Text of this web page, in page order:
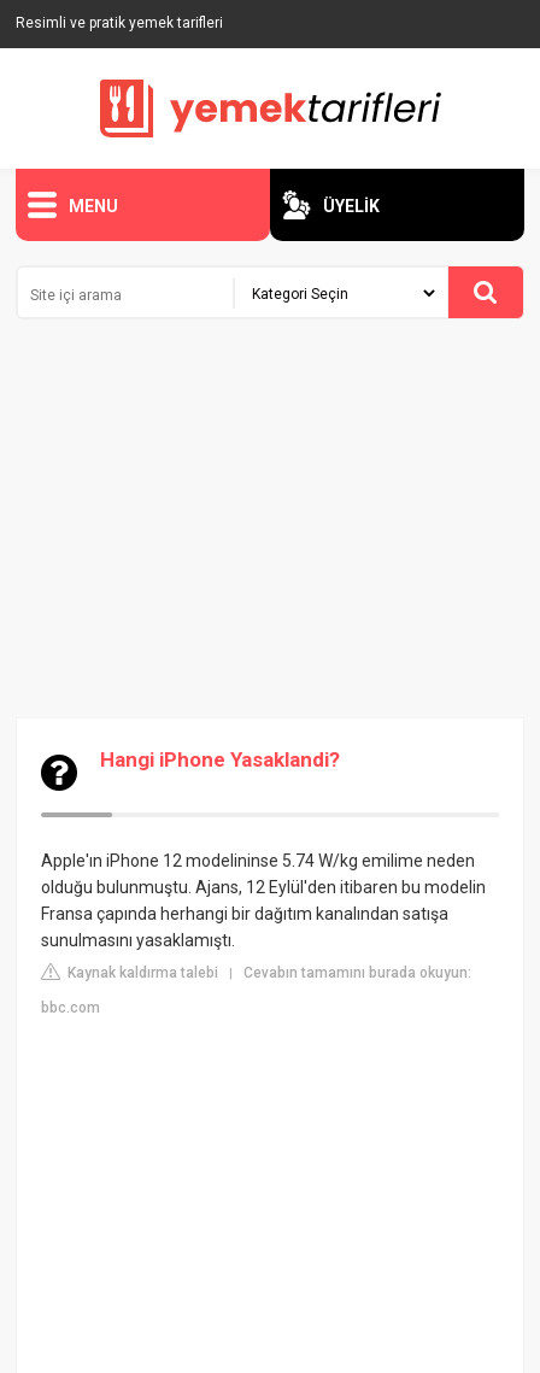
Resimli ve pratik yemek tarifleri
MENU ÜYELİK
Hangi iPhone Yasaklandi?
Apple'ın iPhone 12 modelininse 5.74 W/kg emilime neden
olduğu bulunmuştu. Ajans, 12 Eylül'den itibaren bu modelin
Fransa çapında herhangi bir dağıtım kanalından satışa
sunulmasını yasaklamıştı.
Kaynak kaldırma talebi |Cevabın tamamını burada okuyun:
bbc.com